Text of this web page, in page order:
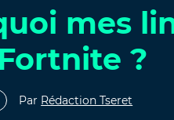
mes
?
Par Rédaction Tseret